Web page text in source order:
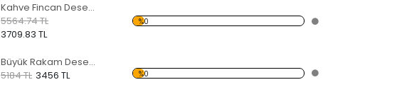
Kahve Fincan Desenli Kırmızı Dekoratif Duvar Saati
5564.74 TL
3709.83 TL
%0
Büyük Rakam Desenli Kırmızı Dekoratif Duvar Saati
5184 TL 3456 TL %0